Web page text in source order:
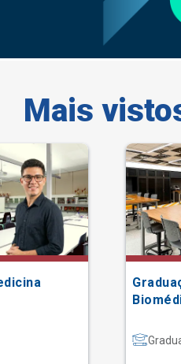
Mais